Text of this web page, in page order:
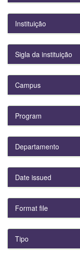
Instituição
Sigla da instituição
Campus
Program
Departamento
Date issued
Format file
Tipo